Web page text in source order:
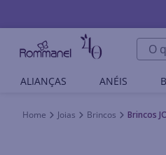
O
ALIANÇAS ANÉIS
Joias Brincos Brincos